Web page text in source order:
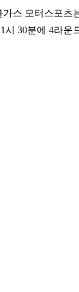
스 모터스포츠
30분에 4라운